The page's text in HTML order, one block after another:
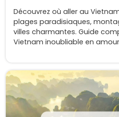
Découvrez où aller au
plages paradisiaques,
villes charmantes. Guide
Vietnam inoubliable en